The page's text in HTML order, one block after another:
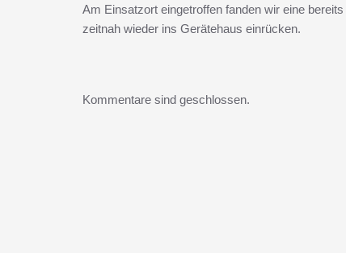
Am Einsatzort eingetroffen fanden wir eine
zeitnah wieder ins Gerätehaus einrücken.
Kommentare sind geschlossen.